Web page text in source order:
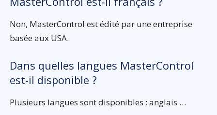
Non, MasterControl est édité par une entreprise
basée aux USA.
Dans quelles langues MasterControl
est-il disponible ?
Plusieurs langues sont disponibles : anglais …